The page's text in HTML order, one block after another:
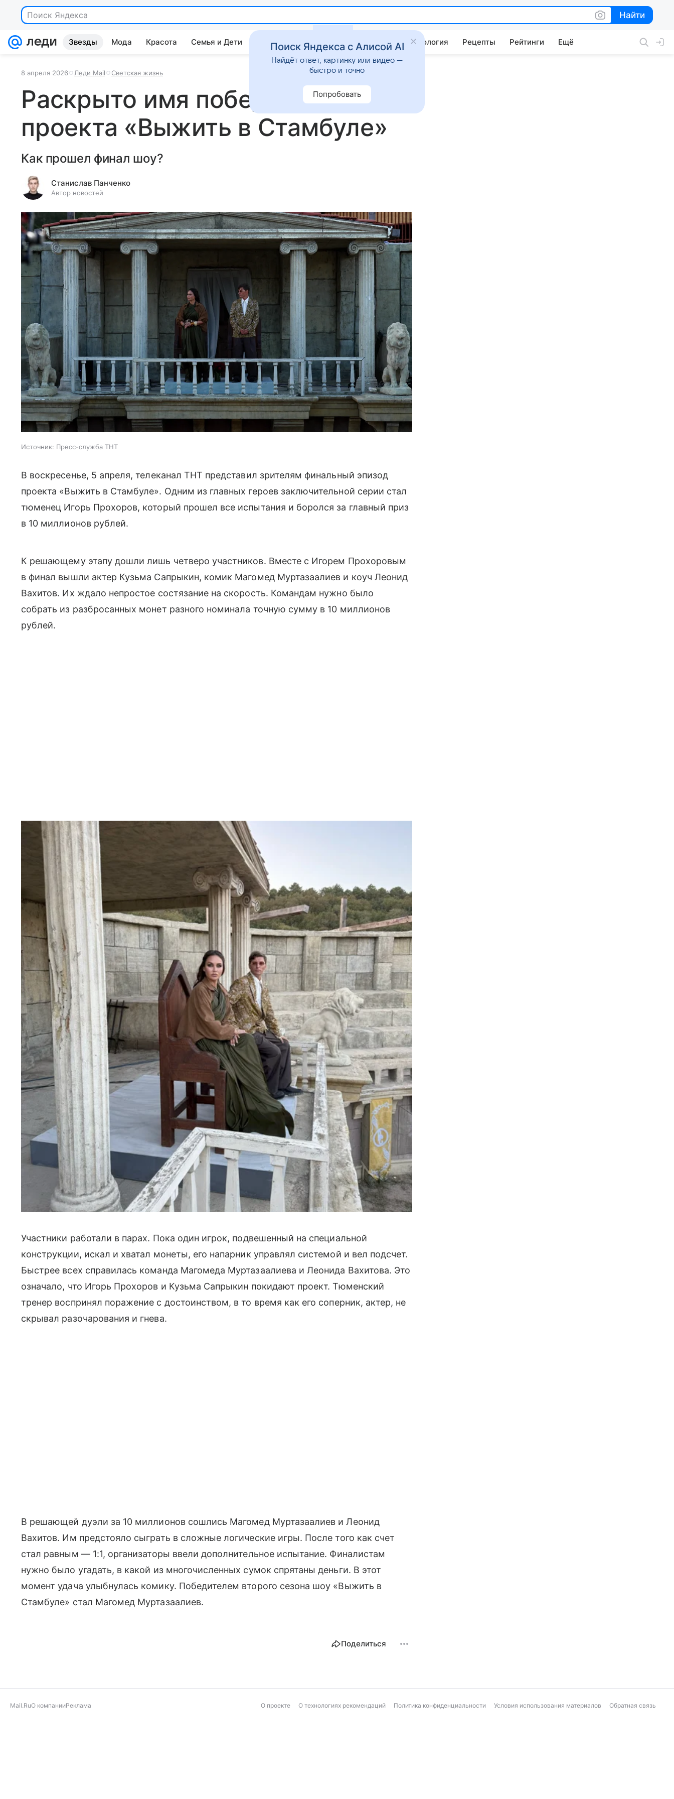
Поиск Яндекса Найти
Найти
Звезды Мода Красота Семья и Дети Дом Гороскопы Стиль жизни Психология Рецепты Рейтинги Ещё
8 апреля 2026 Леди Mail Светская жизнь
Раскрыто имя победителя
проекта «Выжить в Стамбуле»
Как прошел финал шоу?
Станислав Панченко
Автор новостей
Источник: Пресс-служба ТНТ
В воскресенье, 5 апреля, телеканал ТНТ представил зрителям финальный эпизод
проекта «Выжить в Стамбуле». Одним из главных героев заключительной серии стал
тюменец Игорь Прохоров, который прошел все испытания и боролся за главный приз
в 10 миллионов рублей.
К решающему этапу дошли лишь четверо участников. Вместе с Игорем Прохоровым
в финал вышли актер Кузьма Сапрыкин, комик Магомед Муртазаалиев и коуч Леонид
Вахитов. Их ждало непростое состязание на скорость. Командам нужно было
собрать из разбросанных монет разного номинала точную сумму в 10 миллионов
рублей.
Участники работали в парах. Пока один игрок, подвешенный на специальной
конструкции, искал и хватал монеты, его напарник управлял системой и вел подсчет.
Быстрее всех справилась команда Магомеда Муртазаалиева и Леонида Вахитова. Это
означало, что Игорь Прохоров и Кузьма Сапрыкин покидают проект. Тюменский
тренер воспринял поражение с достоинством, в то время как его соперник, актер, не
скрывал разочарования и гнева.
В решающей дуэли за 10 миллионов сошлись Магомед Муртазаалиев и Леонид
Вахитов. Им предстояло сыграть в сложные логические игры. После того как счет
стал равным — 1:1, организаторы ввели дополнительное испытание. Финалистам
нужно было угадать, в какой из многочисленных сумок спрятаны деньги. В этот
момент удача улыбнулась комику. Победителем второго сезона шоу «Выжить в
Стамбуле» стал Магомед Муртазаалиев.
Поделиться
Mail.RuО компанииРеклама О проекте О технологиях рекомендаций Политика конфиденциальности Условия использования материалов Обратная связь
Поиск Яндекса с Алисой AI
Найдёт ответ, картинку или видео —
быстро и точно
Попробовать